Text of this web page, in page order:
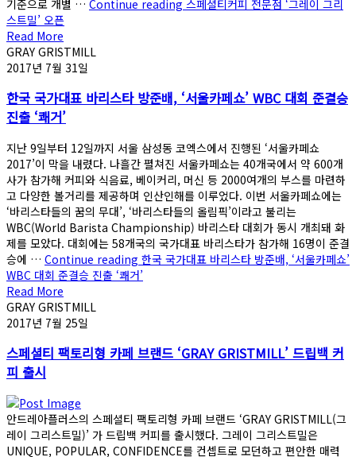
기준으로 개별 … Continue reading 스페셜티커피 전문점 ‘그레이 그리
스트밀’ 오픈
Read More
GRAY GRISTMILL
2017년 7월 31일
한국 국가대표 바리스타 방준배, ‘서울카페쇼’ WBC 대회 준결승
진출 ‘쾌거’
지난 9일부터 12일까지 서울 삼성동 코엑스에서 진행된 ‘서울카페쇼
2017’이 막을 내렸다. 나흘간 펼쳐진 서울카페쇼는 40개국에서 약 600개
사가 참가해 커피와 식음료, 베이커리, 머신 등 2000여개의 부스를 마련하
고 다양한 볼거리를 제공하며 인산인해를 이루었다. 이번 서울카페쇼에는
‘바리스타들의 꿈의 무대’, ‘바리스타들의 올림픽’이라고 불리는
WBC(World Barista Championship) 바리스타 대회가 동시 개최돼 화
제를 모았다. 대회에는 58개국의 국가대표 바리스타가 참가해 16명이 준결
승에 … Continue reading 한국 국가대표 바리스타 방준배, ‘서울카페쇼’
WBC 대회 준결승 진출 ‘쾌거’
Read More
GRAY GRISTMILL
2017년 7월 25일
스페셜티 팩토리형 카페 브랜드 ‘GRAY GRISTMILL’ 드립백 커
피 출시
안드레아플러스의 스페셜티 팩토리형 카페 브랜드 ‘GRAY GRISTMILL(그
레이 그리스트밀)’ 가 드립백 커피를 출시했다. 그레이 그리스트밀은
UNIQUE, POPULAR, CONFIDENCE를 컨셉트로 모던하고 편안한 매력